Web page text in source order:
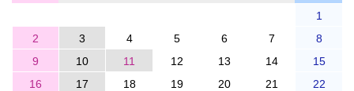
1
2
3 4 5 6 7
8
9
10 11 12 13 14
15
16
17 18 19 20 21
22